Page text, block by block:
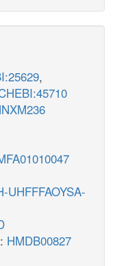
,
UHFFFAOYSA-
HMDB00827